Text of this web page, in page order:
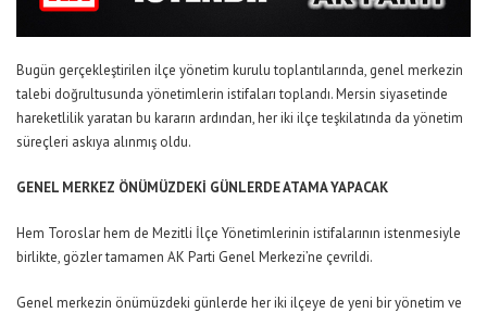
Bugün gerçekleştirilen ilçe yönetim kurulu toplantılarında, genel merkezin
talebi doğrultusunda yönetimlerin istifaları toplandı. Mersin siyasetinde
hareketlilik yaratan bu kararın ardından, her iki ilçe teşkilatında da yönetim
süreçleri askıya alınmış oldu.
GENEL MERKEZ ÖNÜMÜZDEKİ GÜNLERDE ATAMA YAPACAK
Hem Toroslar hem de Mezitli İlçe Yönetimlerinin istifalarının istenmesiyle
birlikte, gözler tamamen AK Parti Genel Merkezi’ne çevrildi.
Genel merkezin önümüzdeki günlerde her iki ilçeye de yeni bir yönetim ve